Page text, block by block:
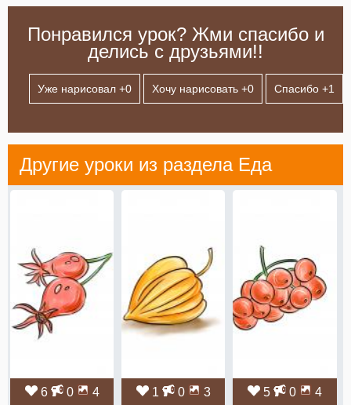
Понравился урок? Жми спасибо и
делись с друзьями!!
Уже нарисовал +0 Хочу нарисовать +0 Спасибо +1
Другие уроки из раздела Еда
6 0
4
1 0
3
5 0
4